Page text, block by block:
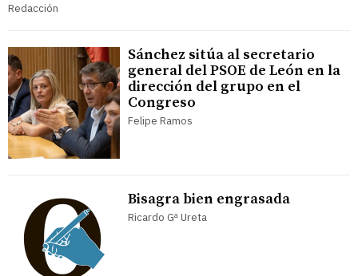
Redacción
Sánchez sitúa al secretario
general del PSOE de León en la
dirección del grupo en el
Congreso
Felipe Ramos
Bisagra bien engrasada
Ricardo Gª Ureta